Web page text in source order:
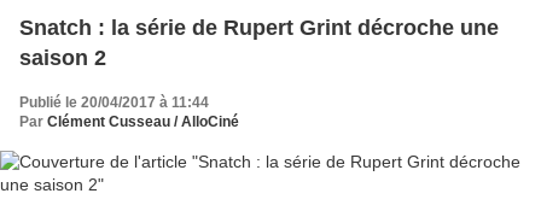
Snatch : la série de Rupert Grint décroche une
saison 2
Publié le 20/04/2017 à 11:44
Par Clément Cusseau / AlloCiné